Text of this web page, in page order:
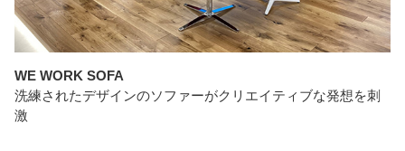
WE WORK SOFA
洗練されたデザインのソファーがクリエイティブな発想を刺
激